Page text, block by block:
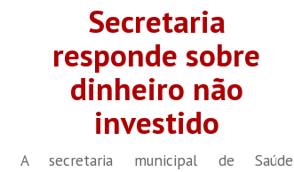
Secretaria
responde sobre
dinheiro não
investido
A secretaria municipal de Saúde